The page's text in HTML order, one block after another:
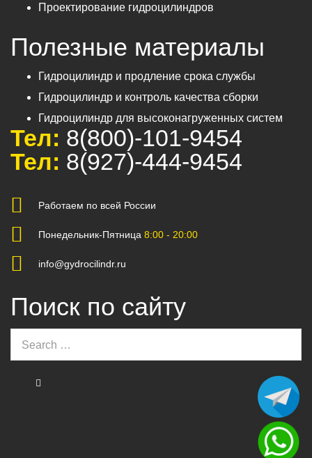
Проектирование гидроцилиндров
Полезные материалы
Гидроцилиндр и продление срока службы
Гидроцилиндр и контроль качества сборки
Гидроцилиндр для высоконагруженных систем
Тел: 8(800)-101-9454
Тел: 8(927)-444-9454
Работаем по всей России
Понедельник-Пятница 8:00 - 20:00
info@gydrocilindr.ru
Поиск по сайту